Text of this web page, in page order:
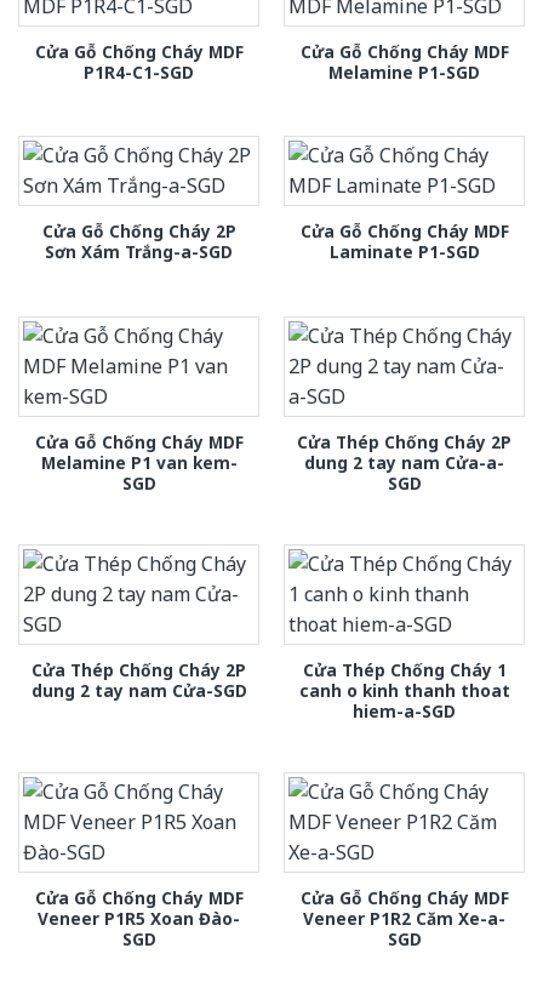
Cửa Gỗ Chống Cháy MDF
P1R4-C1-SGD
Cửa Gỗ Chống Cháy MDF
Melamine P1-SGD
Cửa Gỗ Chống Cháy 2P
Sơn Xám Trắng-a-SGD
Cửa Gỗ Chống Cháy MDF
Laminate P1-SGD
Cửa Gỗ Chống Cháy MDF
Melamine P1 van kem-
SGD
Cửa Thép Chống Cháy 2P
dung 2 tay nam Cửa-a-
SGD
Cửa Thép Chống Cháy 2P
dung 2 tay nam Cửa-SGD
Cửa Thép Chống Cháy 1
canh o kinh thanh thoat
hiem-a-SGD
Cửa Gỗ Chống Cháy MDF
Veneer P1R5 Xoan Đào-
SGD
Cửa Gỗ Chống Cháy MDF
Veneer P1R2 Căm Xe-a-
SGD